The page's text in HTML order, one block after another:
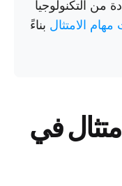
من التكنولوجيا
مهام الامتثال بناءً
في